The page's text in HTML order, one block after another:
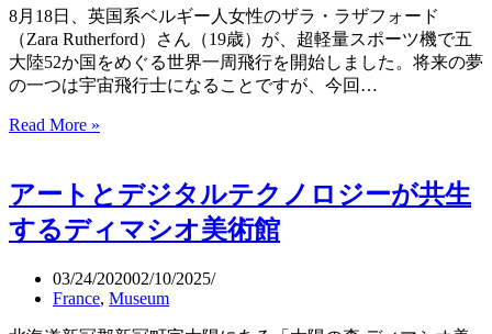
落
札
と
高
さ
世
一
覧
車
は
月
か
8月18日、英国系ベルギー人女性のザラ・ラザフォード
（Zara Rutherford）さん（19歳）が、超軽量スポーツ機で五
大陸52か国をめぐる世界一周飛行を開始しました。将来の夢
の一つは宇宙飛行士になることですが、今回…
Read More »
女
性、
史
最
年
少
アートとデジタルテクノロジーが共生
するディマシオ美術館
03/24/202002/10/2025
France, Museum